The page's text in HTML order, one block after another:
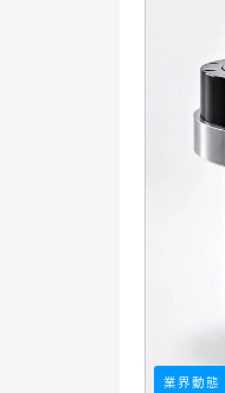
業界動態